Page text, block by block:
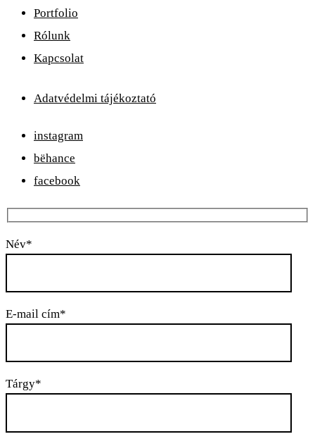
Portfolio
Rólunk
Kapcsolat
Adatvédelmi tájékoztató
instagram
bëhance
facebook
Név*
E-mail cím*
Tárgy*